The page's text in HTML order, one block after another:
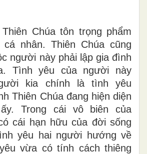
Thiên Chúa tôn trọng phẩm
nhân. Thiên Chúa cũng
người này phải lập gia đình
Tình yêu của người này
kia chính là tình yêu
Thiên Chúa đang hiện diện
ấy. Trong cái vô biên của
cái hạn hữu của đời sống
yêu hai người hướng về
vừa có tính cách thiêng